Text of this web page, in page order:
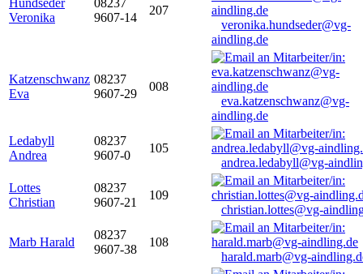
Hundseder
Veronika
08237
9607-14
207
veronika.hundseder@vg-
aindling.de
Katzenschwanz
Eva
08237
9607-29
008
eva.katzenschwanz@vg-
aindling.de
Ledabyll
Andrea
08237
9607-0
105
andrea.ledabyll@vg-
Lottes
Christian
08237
9607-21
109
christian.lottes@vg-
Marb Harald
08237
9607-38
108
harald.marb@vg-